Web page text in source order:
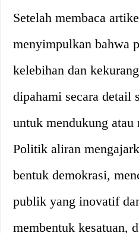
Setelah membaca
menyimpulkan bahwa
kelebihan dan
dipahami secara detail
untuk mendukung atau
Politik aliran
bentuk demokrasi,
publik yang inovatif
membentuk kesatuan,